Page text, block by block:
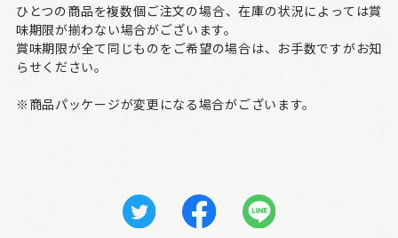
ひとつの商品を複数個ご注文の場合、在庫の状況によっては賞
味期限が揃わない場合がございます。
賞味期限が全て同じものをご希望の場合は、お手数ですがお知
らせください。
※商品パッケージが変更になる場合がございます。